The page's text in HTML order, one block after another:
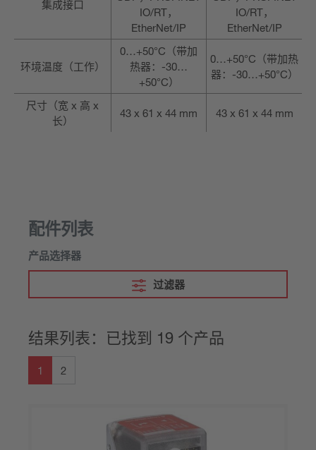
集成接口
IO/RT，
EtherNet/IP
IO/RT，
EtherNet/IP
环境温度（工作）
0…+50°C（带加
热器：-30…
+50°C）
0…+50°C（带加热
器：-30…+50°C）
尺寸（宽 x 高 x
长）
43 x 61 x 44 mm 43 x 61 x 44 mm
配件列表
产品选择器
过滤器
结果列表：已找到 19 个产品
1 2